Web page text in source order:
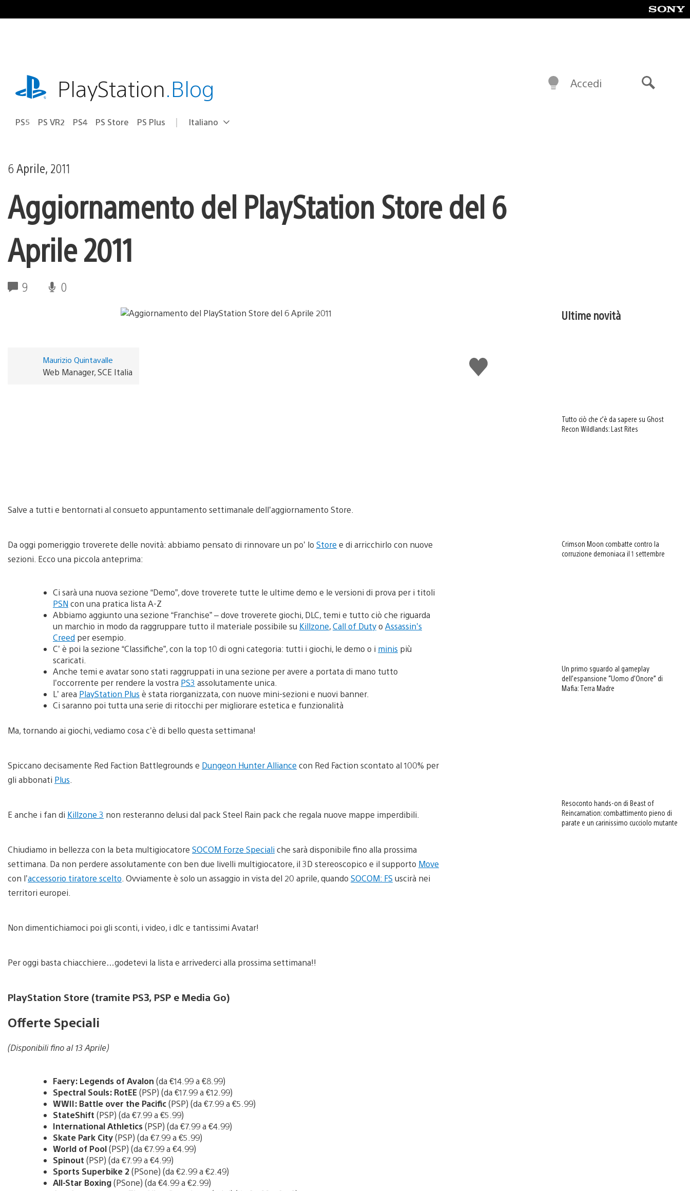
al
playstation.comPlayStation.Blog
PS5 PS VR2 PS4 PS Store PS Plus Seleziona
Regione
Italiano
Accedi
6 Aprile, 2011
Aggiornamento del PlayStation Store del 6
Aprile 2011
9 0
Mi
piace
Maurizio Quintavalle
Web Manager, SCE Italia
Salve a tutti e bentornati al consueto appuntamento settimanale dell’aggiornamento Store.
Da oggi pomeriggio troverete delle novità: abbiamo pensato di rinnovare un po’ lo Store e di arricchirlo con nuove
sezioni. Ecco una piccola anteprima:
Ci sarà una nuova sezione “Demo”, dove troverete tutte le ultime demo e le versioni di prova per i titoli
PSN con una pratica lista A-Z
Abbiamo aggiunto una sezione “Franchise” – dove troverete giochi, DLC, temi e tutto ciò che riguarda
un marchio in modo da raggruppare tutto il materiale possibile su Killzone,Call of Dutyo Assassin’s
Creed per esempio.
C’ è poi la sezione “Classifiche”, con la top 10 di ogni categoria: tutti i giochi, le demo o i minis più
scaricati.
Anche temi e avatar sono stati raggruppati in una sezione per avere a portata di mano tutto
l’occorrente per rendere la vostra PS3 assolutamente unica.
L’ area PlayStation Plus è stata riorganizzata, con nuove mini-sezioni e nuovi banner.
Ci saranno poi tutta una serie di ritocchi per migliorare estetica e funzionalità
Ma, tornando ai giochi, vediamo cosa c’è di bello questa settimana!
Spiccano decisamente Red Faction Battlegrounds e Dungeon Hunter Alliance con Red Faction scontato al 100% per
gli abbonati Plus
E anche i fan di Killzone 3 non resteranno delusi dal pack Steel Rain pack che regala nuove mappe imperdibili.
Chiudiamo in bellezza con la beta multigiocatore SOCOM Forze Specialiche sarà disponibile fino alla prossima
settimana. Da non perdere assolutamente con ben due livelli multigiocatore, il 3D stereoscopico e il supporto Move
con l’accessorio tiratore scelto . Ovviamente è solo un assaggio in vista del 20 aprile, quando SOCOM: FS uscirà nei
territori europei.
Non dimentichiamoci poi gli sconti, i video, i dlc e tantissimi Avatar!
Per oggi basta chiacchiere…godetevi la lista e arrivederci alla prossima settimana!!
PlayStation Store (tramite PS3, PSP e Media Go)
Offerte Speciali
(Disponibili fino al 13 Aprile)
Faery: Legends of Avalon (da €14.99 a €8.99)
Spectral Souls: RotEE (PSP) (da €17.99 a €12.99)
WWII: Battle over the Pacific(PSP) (da €7.99 a €5.99)
StateShift (PSP) (da €7.99 a €5.99)
International Athletics(PSP) (da €7.99 a €4.99)
Skate Park City(PSP) (da €7.99 a €5.99)
World of Pool(PSP) (da €7.99 a €4.99)
Spinout (PSP) (da €7.99 a €4.99)
Sports Superbike 2(PSone) (da €2.99 a €2.49)
All-Star Boxing(PSone) (da €4.99 a €2.99)
Ultime novità
Tutto ciò che c’è da sapere su Ghost
Recon Wildlands: Last Rites
Crimson Moon combatte contro la
corruzione demoniaca il 1 settembre
Un primo sguardo al gameplay
dell’espansione “Uomo d’Onore” di
Mafia: Terra Madre
Resoconto hands-on di Beast of
Reincarnation: combattimento pieno di
parate e un carinissimo cucciolo mutante